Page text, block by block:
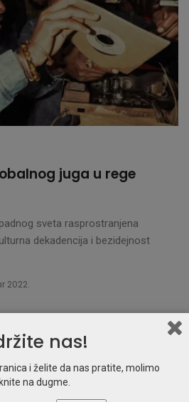
juga u rege
sveta rasprostranjena
dekadencija i bezidejnost
2022.
nas!
i želite da nas pratite, molimo
na dugme.